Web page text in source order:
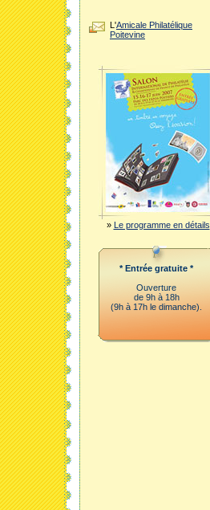
L'Amicale Philatélique
Poitevine
» Le programme en détails
* Entrée gratuite *
Ouverture
de 9h à 18h
(9h à 17h le dimanche).